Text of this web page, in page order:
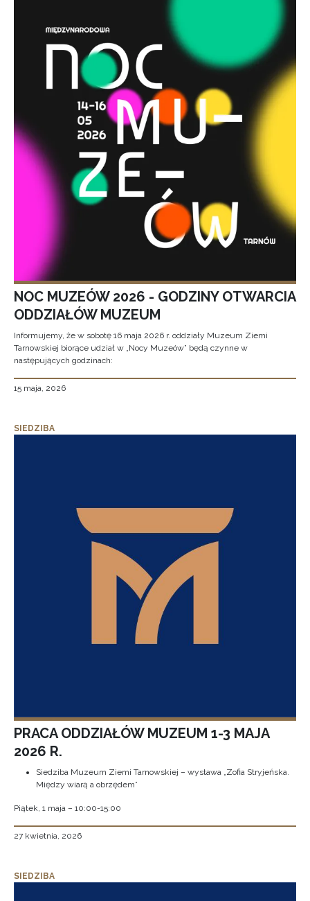
NOC MUZEÓW 2026 - GODZINY OTWARCIA
ODDZIAŁÓW MUZEUM
Informujemy, że w sobotę 16 maja 2026 r. oddziały Muzeum Ziemi
Tarnowskiej biorące udział w „Nocy Muzeów” będą czynne w
następujących godzinach:
15 maja, 2026
SIEDZIBA
PRACA ODDZIAŁÓW MUZEUM 1-3 MAJA
2026 R.
Siedziba Muzeum Ziemi Tarnowskiej – wystawa „Zofia Stryjeńska.
Między wiarą a obrzędem”
Piątek, 1 maja – 10:00-15:00
27 kwietnia, 2026
SIEDZIBA